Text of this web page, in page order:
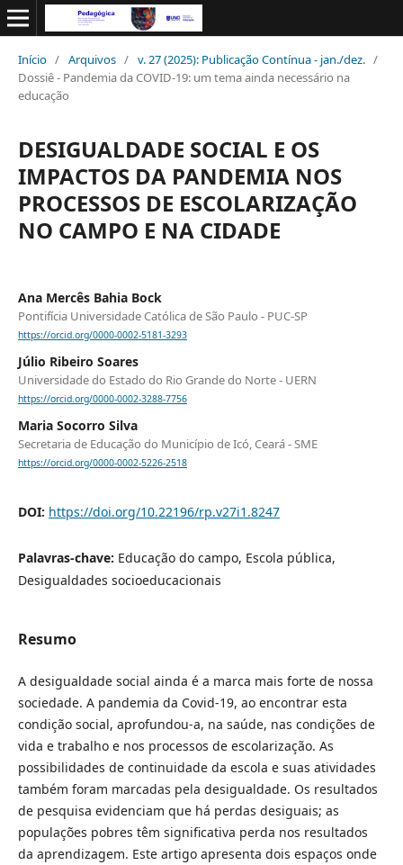
Início / Arquivos / v. 27 (2025): Publicação Contínua - jan./dez. /
Dossiê - Pandemia da COVID-19: um tema ainda necessário na
educação
DESIGUALDADE SOCIAL E OS
IMPACTOS DA PANDEMIA NOS
PROCESSOS DE ESCOLARIZAÇÃO
NO CAMPO E NA CIDADE
Ana Mercês Bahia Bock
Pontifícia Universidade Católica de São Paulo - PUC-SP
https://orcid.org/0000-0002-5181-3293
Júlio Ribeiro Soares
Universidade do Estado do Rio Grande do Norte - UERN
https://orcid.org/0000-0002-3288-7756
Maria Socorro Silva
Secretaria de Educação do Município de Icó, Ceará - SME
https://orcid.org/0000-0002-5226-2518
DOI: https://doi.org/10.22196/rp.v27i1.8247
Palavras-chave: Educação do campo, Escola pública,
Desigualdades socioeducacionais
Resumo
A desigualdade social ainda é a marca mais forte de nossa
sociedade. A pandemia da Covid-19, ao encontrar esta
condição social, aprofundou-a, na saúde, nas condições de
vida e trabalho e nos processos de escolarização. As
possibilidades de continuidade da escola e suas atividades
também foram marcadas pela desigualdade. Os resultados
de pesquisa evidenciam que há perdas desiguais; as
populações pobres têm significativa perda nos resultados
da aprendizagem. Este artigo apresenta dois espaços onde